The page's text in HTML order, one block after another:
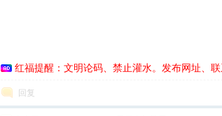
红福提醒：文明论码、禁止灌水。发布网址、联
回复